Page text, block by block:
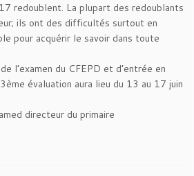
redoublent. La plupart des redoublants
ils ont des difficultés surtout en
pour acquérir le savoir dans toute
l’examen du CFEPD et d’entrée en
ème évaluation aura lieu du 13 au 17 juin
directeur du primaire